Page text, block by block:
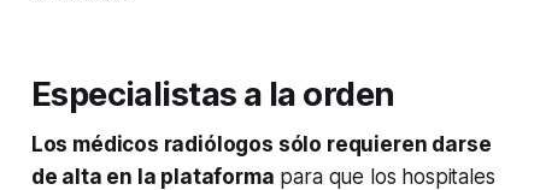
Especialistas a la orden
Los médicos radiólogos sólo requieren darse
de alta en la plataforma para que los hospitales